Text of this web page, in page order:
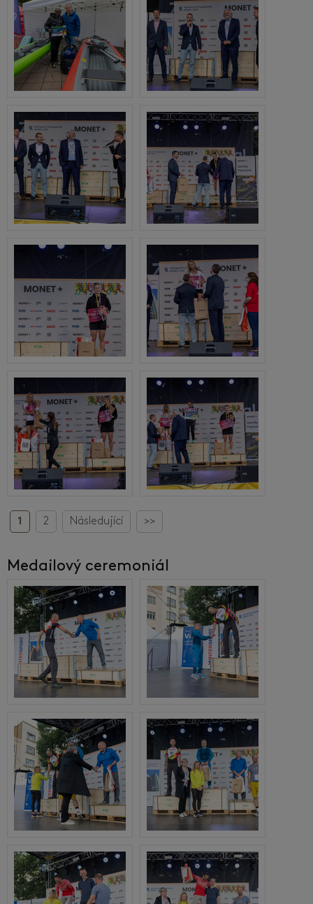
1 2 Následující >>
Medailový ceremoniál